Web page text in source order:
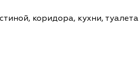
коридора, кухни, туалета